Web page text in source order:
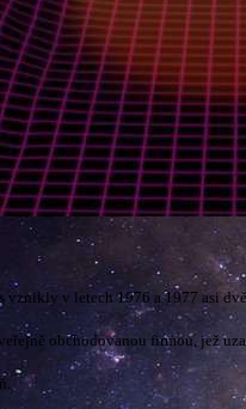
v letech 1976 a 1977 asi
obchodovanou firmou, jež